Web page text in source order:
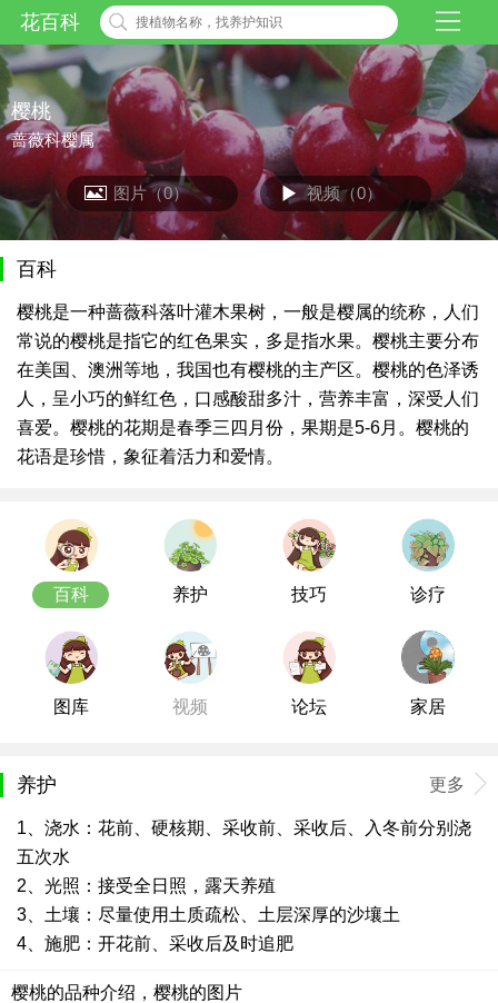
花百科
樱桃
蔷薇科樱属
图片（0） 视频（0）
百科
樱桃是一种蔷薇科落叶灌木果树，一般是樱属的统称，人们
常说的樱桃是指它的红色果实，多是指水果。樱桃主要分布
在美国、澳洲等地，我国也有樱桃的主产区。樱桃的色泽诱
人，呈小巧的鲜红色，口感酸甜多汁，营养丰富，深受人们
喜爱。樱桃的花期是春季三四月份，果期是5-6月。樱桃的
花语是珍惜，象征着活力和爱情。
百科 养护 技巧 诊疗
图库 视频 论坛 家居
养护 更多
1、浇水：花前、硬核期、采收前、采收后、入冬前分别浇
五次水
2、光照：接受全日照，露天养殖
3、土壤：尽量使用土质疏松、土层深厚的沙壤土
4、施肥：开花前、采收后及时追肥
樱桃的品种介绍，樱桃的图片